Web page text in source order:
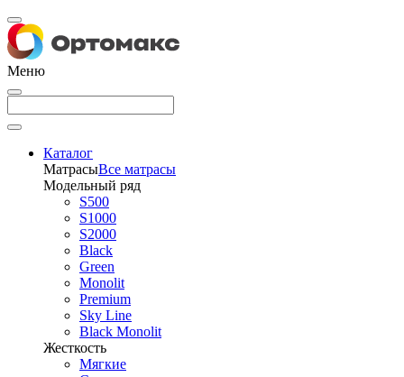
Меню
Каталог
МатрасыВсе матрасы
Модельный ряд
S500
S1000
S2000
Black
Green
Monolit
Premium
Sky Line
Black Monolit
Жесткость
Мягкие